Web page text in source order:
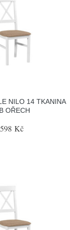
NILO 14 TKANINA
OŘECH
Kč